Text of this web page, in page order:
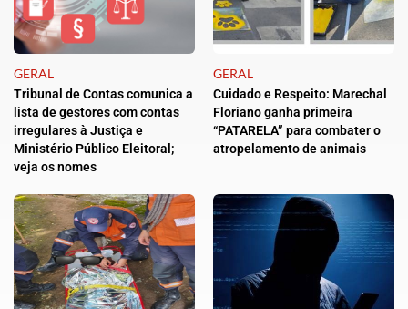
GERAL
Tribunal de Contas comunica a
lista de gestores com contas
irregulares à Justiça e
Ministério Público Eleitoral;
veja os nomes
GERAL
Cuidado e Respeito: Marechal
Floriano ganha primeira
“PATARELA” para combater o
atropelamento de animais